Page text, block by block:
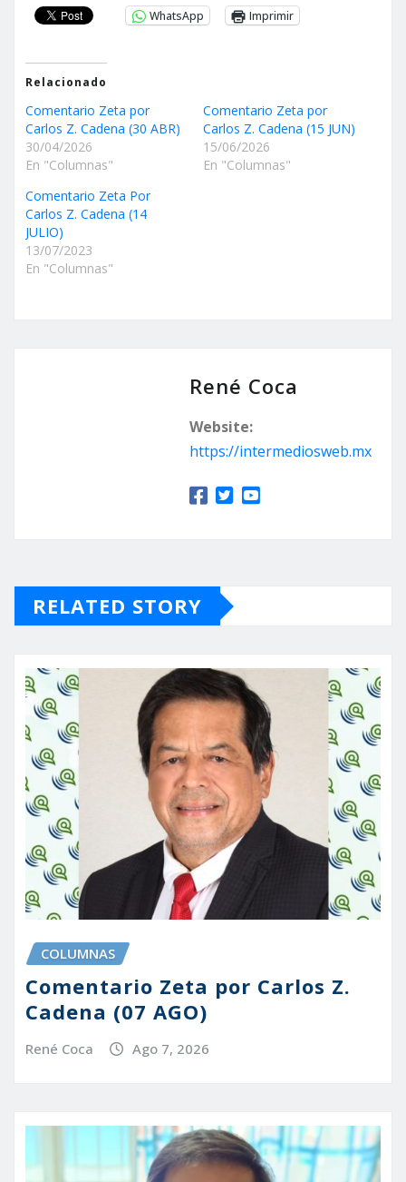
WhatsApp
Imprimir
Relacionado
Comentario Zeta por
Carlos Z. Cadena (30 ABR)
30/04/2026
En "Columnas"
Comentario Zeta por
Carlos Z. Cadena (15 JUN)
15/06/2026
En "Columnas"
Comentario Zeta Por
Carlos Z. Cadena (14
JULIO)
13/07/2023
En "Columnas"
René Coca
Website:
https://intermediosweb.mx
RELATED STORY
COLUMNAS
Comentario Zeta por Carlos Z.
Cadena (07 AGO)
René Coca Ago 7, 2026